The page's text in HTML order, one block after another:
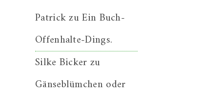
PatrickzuEin Buch-
Offenhalte-Dings.
Silke Bickerzu
Gänseblümchen oder